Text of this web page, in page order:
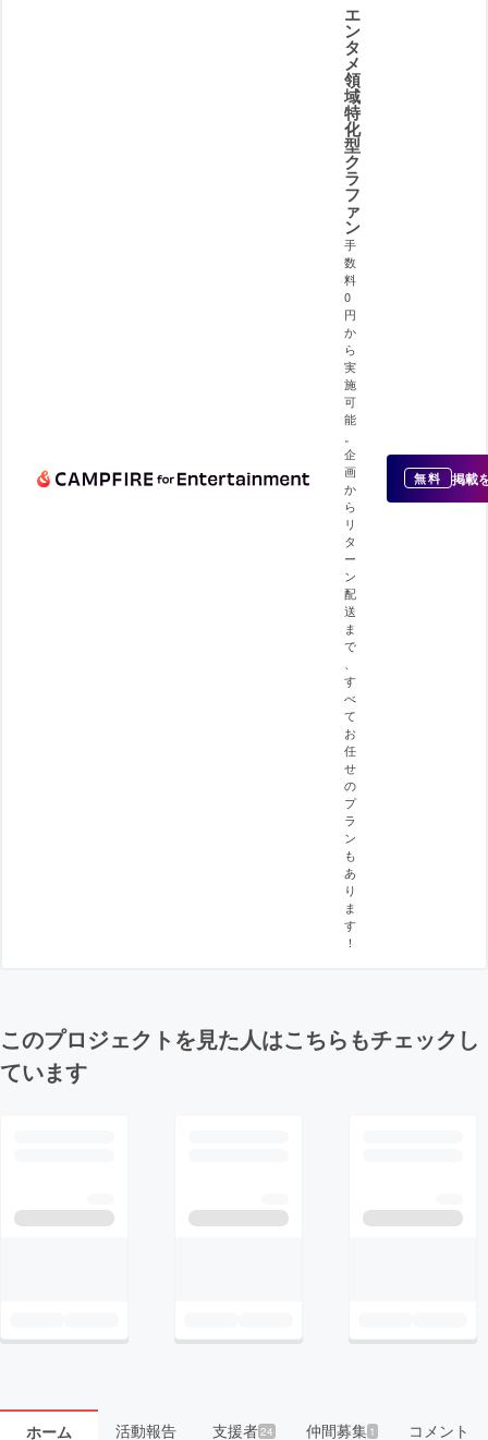
エ
ン
タ
メ
領
域
特
化
型
ク
ラ
フ
ァ
ン
手
数
料
0
円
か
ら
実
施
可
能
企
画
か
ら
リ
タ
ー
ン
配
送
ま
で
す
べ
て
お
任
せ
の
プ
ラ
ン
も
あ
り
ま
す
！
無料 掲載
このプロジェクトを見た人はこちらもチェックし
ています
ホーム 活動報告 支援者24 仲間募集 1 コメント